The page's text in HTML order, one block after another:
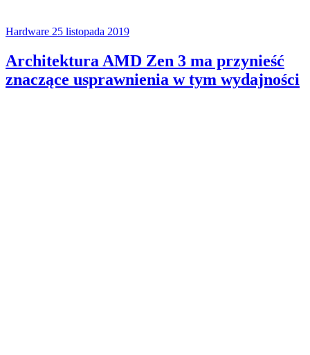
Hardware 25 listopada 2019
Architektura AMD Zen 3 ma przynieść
znaczące usprawnienia w tym wydajności